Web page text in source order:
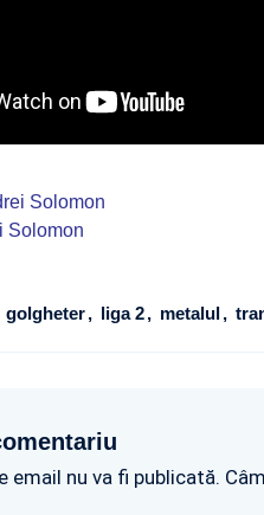
Solomon
Solomon
golgheter liga 2 metalul
email nu va fi publicată.